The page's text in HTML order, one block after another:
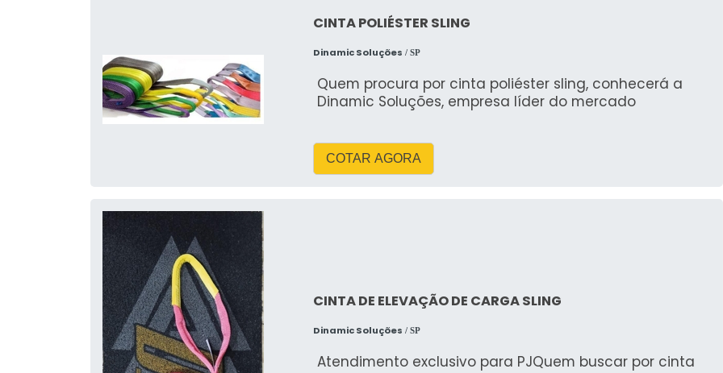
CINTA POLIÉSTER SLING
Dinamic Soluções / SP
Quem procura por cinta poliéster sling, conhecerá a
Dinamic Soluções, empresa líder do mercado
COTAR AGORA
CINTA DE ELEVAÇÃO DE CARGA SLING
Dinamic Soluções / SP
Atendimento exclusivo para PJQuem buscar por cinta